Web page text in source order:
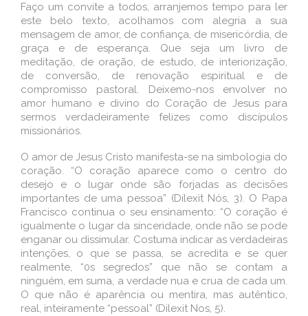
Faço um convite a todos, arranjemos tempo para ler
este belo texto, acolhamos com alegria a sua
mensagem de amor, de confiança, de misericórdia, de
graça e de esperança. Que seja um livro de
meditação, de oração, de estudo, de interiorização,
de conversão, de renovação espiritual e de
compromisso pastoral. Deixemo-nos envolver no
amor humano e divino do Coração de Jesus para
sermos verdadeiramente felizes como discípulos
missionários.
O amor de Jesus Cristo manifesta-se na simbologia do
coração. “O coração aparece como o centro do
desejo e o lugar onde são forjadas as decisões
importantes de uma pessoa” (Dilexit Nós, 3). O Papa
Francisco continua o seu ensinamento: “O coração é
igualmente o lugar da sinceridade, onde não se pode
enganar ou dissimular. Costuma indicar as verdadeiras
intenções, o que se passa, se acredita e se quer
realmente, “0s segredos” que não se contam a
ninguém, em suma, a verdade nua e crua de cada um.
O que não é aparência ou mentira, mas autêntico,
real, inteiramente “pessoal” (Dilexit Nos, 5).